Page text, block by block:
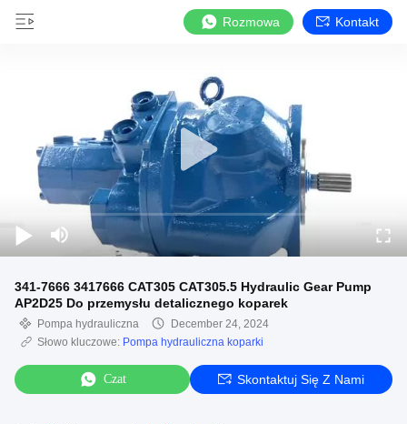
Rozmowa Kontakt
341-7666 3417666 CAT305 CAT305.5 Hydraulic Gear Pump
AP2D25 Do przemysłu detalicznego koparek
Pompa hydrauliczna
December 24, 2024
Słowo kluczowe: Pompa hydrauliczna koparki
Czat Skontaktuj Się Z Nami